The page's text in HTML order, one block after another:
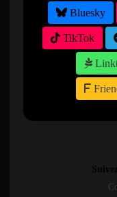
Bluesky
TikTok